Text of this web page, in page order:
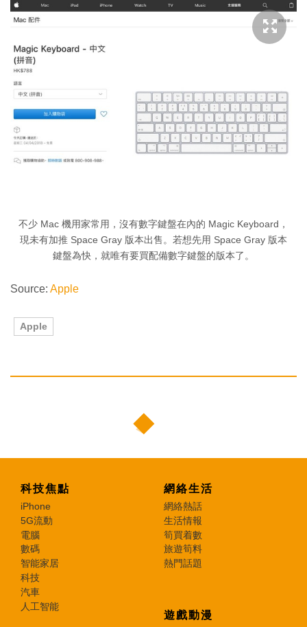
不少 Mac 機用家常用，沒有數字鍵盤在內的 Magic Keyboard，
現未有加推 Space Gray 版本出售。若想先用 Space Gray 版本
鍵盤為快，就唯有要買配備數字鍵盤的版本了。
Source: Apple
Apple
科技焦點
iPhone
5G流動
電腦
數碼
智能家居
科技
汽車
人工智能
網絡生活
網絡熱話
生活情報
筍買着數
旅遊筍料
熱門話題
遊戲動漫